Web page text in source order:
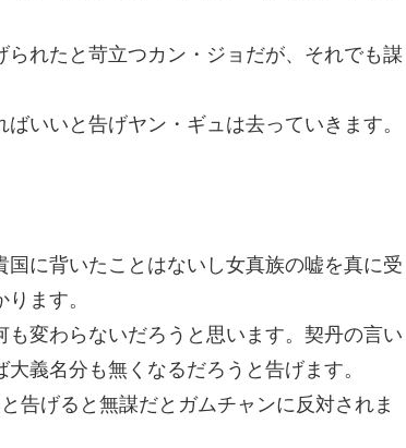
れたと苛立つカン・ジョだが、それでも謀
いいと告げヤン・ギュは去っていきます。
に背いたことはないし女真族の嘘を真に受
ます。
変わらないだろうと思います。契丹の言い
義名分も無くなるだろうと告げます。
告げると無謀だとガムチャンに反対されま